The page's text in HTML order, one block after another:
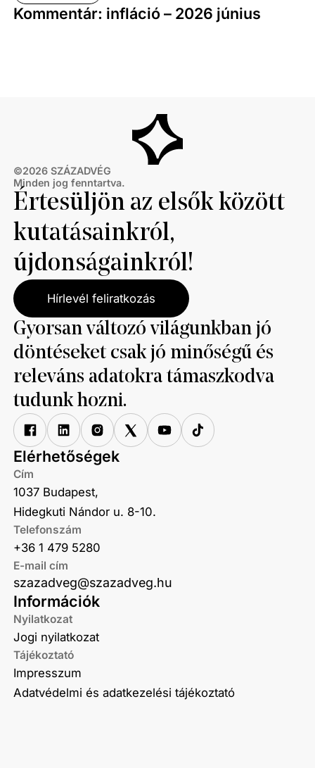
Kommentár: infláció – 2026 június
©2026 SZÁZADVÉG
Minden jog fenntartva.
Értesüljön az elsők között
kutatásainkról,
újdonságainkról!
Hírlevél feliratkozás
Gyorsan változó világunkban jó
döntéseket csak jó minőségű és
releváns adatokra támaszkodva
tudunk hozni.
Információk
Nyilatkozat
Jogi nyilatkozat
Tájékoztató
Impresszum
Adatvédelmi és adatkezelési tájékoztató
Elérhetőségek
Cím
1037 Budapest,
Hidegkuti Nándor u. 8-10.
Telefonszám
+36 1 479 5280
E-mail cím
szazadveg@szazadveg.hu